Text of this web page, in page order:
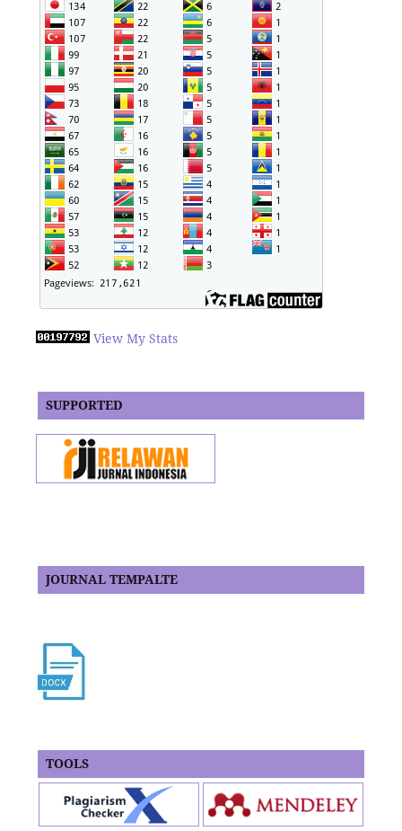
View My Stats
SUPPORTED
JOURNAL TEMPALTE
TOOLS